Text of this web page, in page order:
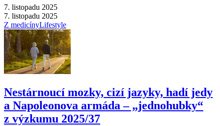
7. listopadu 2025
7. listopadu 2025
Z medicínyLifestyle
Nestárnoucí mozky, cizí jazyky, hadí jedy
a Napoleonova armáda –⁠ „jednohubky“
z výzkumu 2025/37